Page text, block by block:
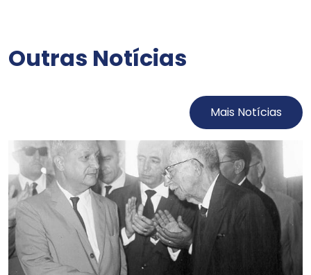
Outras Notícias
Mais Notícias